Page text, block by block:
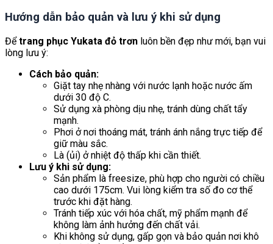
Hướng dẫn bảo quản và lưu ý khi sử dụng
Đểtrang phục Yukata đỏ trơn luôn bền đẹp như mới, bạn vui
lòng lưu ý:
Cách bảo quản:
Giặt tay nhẹ nhàng với nước lạnh hoặc nước ấm
dưới 30 độ C.
Sử dụng xà phòng dịu nhẹ, tránh dùng chất tẩy
mạnh.
Phơi ở nơi thoáng mát, tránh ánh nắng trực tiếp để
giữ màu sắc.
Là (ủi) ở nhiệt độ thấp khi cần thiết.
Lưu ý khi sử dụng:
Sản phẩm là freesize, phù hợp cho người có chiều
cao dưới 175cm. Vui lòng kiểm tra số đo cơ thể
trước khi đặt hàng.
Tránh tiếp xúc với hóa chất, mỹ phẩm mạnh để
không làm ảnh hưởng đến chất vải.
Khi không sử dụng, gấp gọn và bảo quản nơi khô